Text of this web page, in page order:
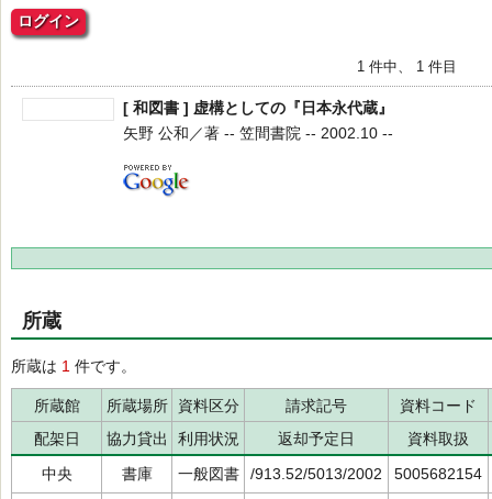
ログイン
1 件中、 1 件目
[ 和図書 ] 虚構としての『日本永代蔵』
矢野 公和／著 -- 笠間書院 -- 2002.10 --
所蔵
所蔵は 1 件です。
所蔵館 所蔵場所 資料区分 請求記号
資料コード
配架日
協力貸出 利用状況 返却予定日
資料取扱
中央
書庫 一般図書 /913.52/5013/2002
5005682154